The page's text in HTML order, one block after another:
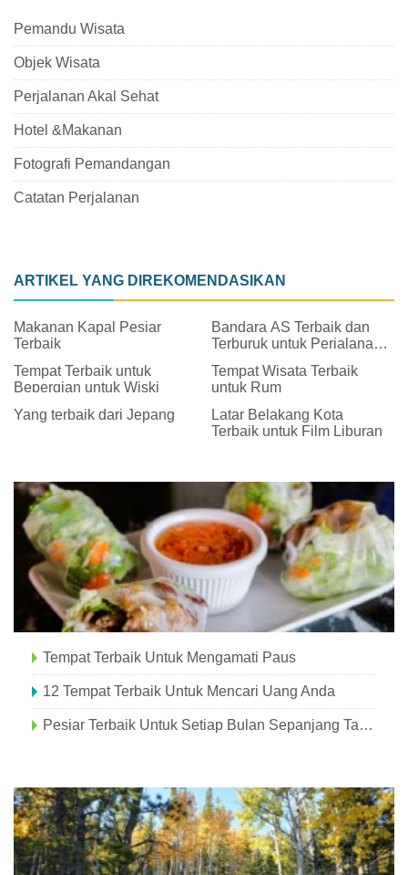
Pemandu Wisata
Objek Wisata
Perjalanan Akal Sehat
Hotel &Makanan
Fotografi Pemandangan
Catatan Perjalanan
ARTIKEL YANG DIREKOMENDASIKAN
Makanan Kapal Pesiar
Terbaik
Bandara AS Terbaik dan
Terburuk untuk Perjalanan
Tempat Terbaik untuk
Bepergian untuk Wiski
Tempat Wisata Terbaik
untuk Rum
Yang terbaik dari Jepang
Latar Belakang Kota
Terbaik untuk Film Liburan
Tempat Terbaik Untuk Mengamati Paus
12 Tempat Terbaik Untuk Mencari Uang Anda
Pesiar Terbaik Untuk Setiap Bulan Sepanjang Tahun